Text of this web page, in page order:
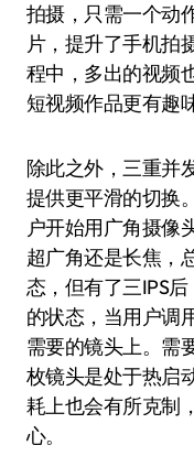
拍摄，只需一个动
片，提升了手机拍
程中，多出的视频
短视频作品更有趣
除此之外，三重并
提供更平滑的切换
户开始用广角摄像
超广角还是长焦，
态，但有了三IPS
的状态，当用户调
需要的镜头上。需
枚镜头是处于热启
耗上也会有所克制
心。